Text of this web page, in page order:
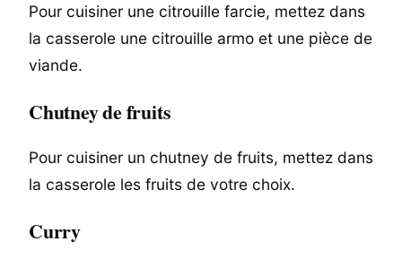
Pour cuisiner une citrouille farcie, mettez dans
la casserole une citrouille armo et une pièce de
viande.
Chutney de fruits
Pour cuisiner un chutney de fruits, mettez dans
la casserole les fruits de votre choix.
Curry